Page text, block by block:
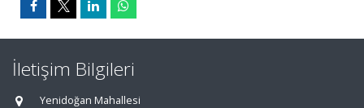
İletişim Bilgileri
Yenidoğan Mahallesi